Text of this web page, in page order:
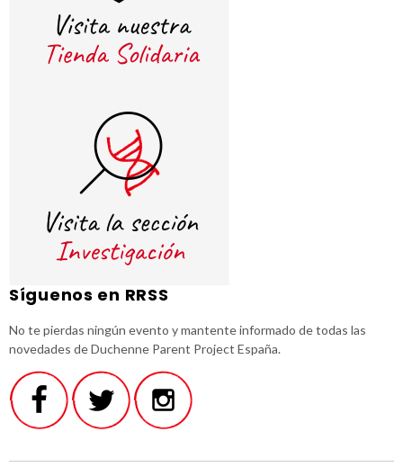
Síguenos en RRSS
No te pierdas ningún evento y mantente informado de todas las
novedades de Duchenne Parent Project España.